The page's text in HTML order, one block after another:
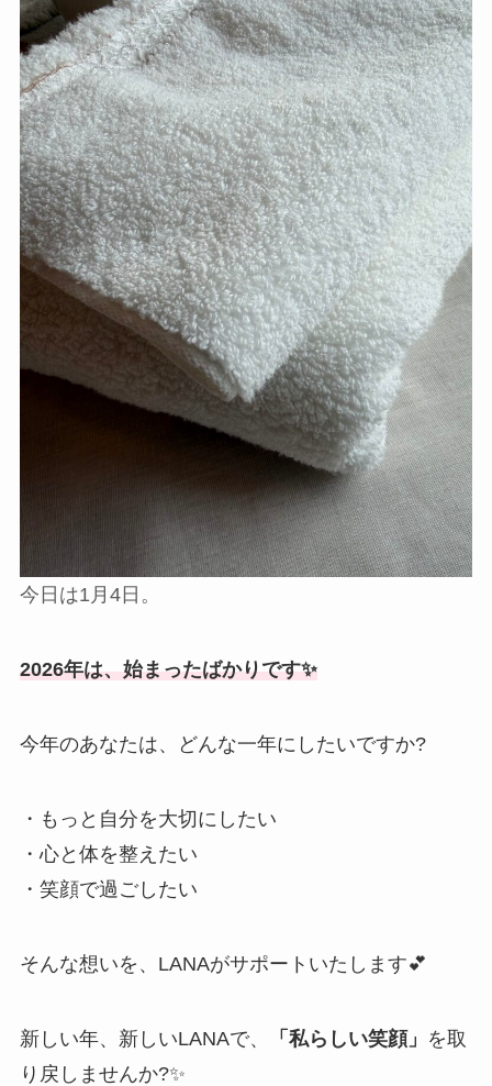
今日は1月4日。
2026年は、始まったばかりです✨
今年のあなたは、どんな一年にしたいですか?
・もっと自分を大切にしたい
・心と体を整えたい
・笑顔で過ごしたい
そんな想いを、LANAがサポートいたします💕
新しい年、新しいLANAで、 「私らしい笑顔」 を取
り戻しませんか?✨